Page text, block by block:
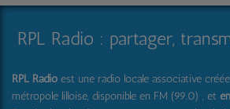
RPL Radio est une radio locale associative
métropole lilloise, disponible en FM (99.0) , et